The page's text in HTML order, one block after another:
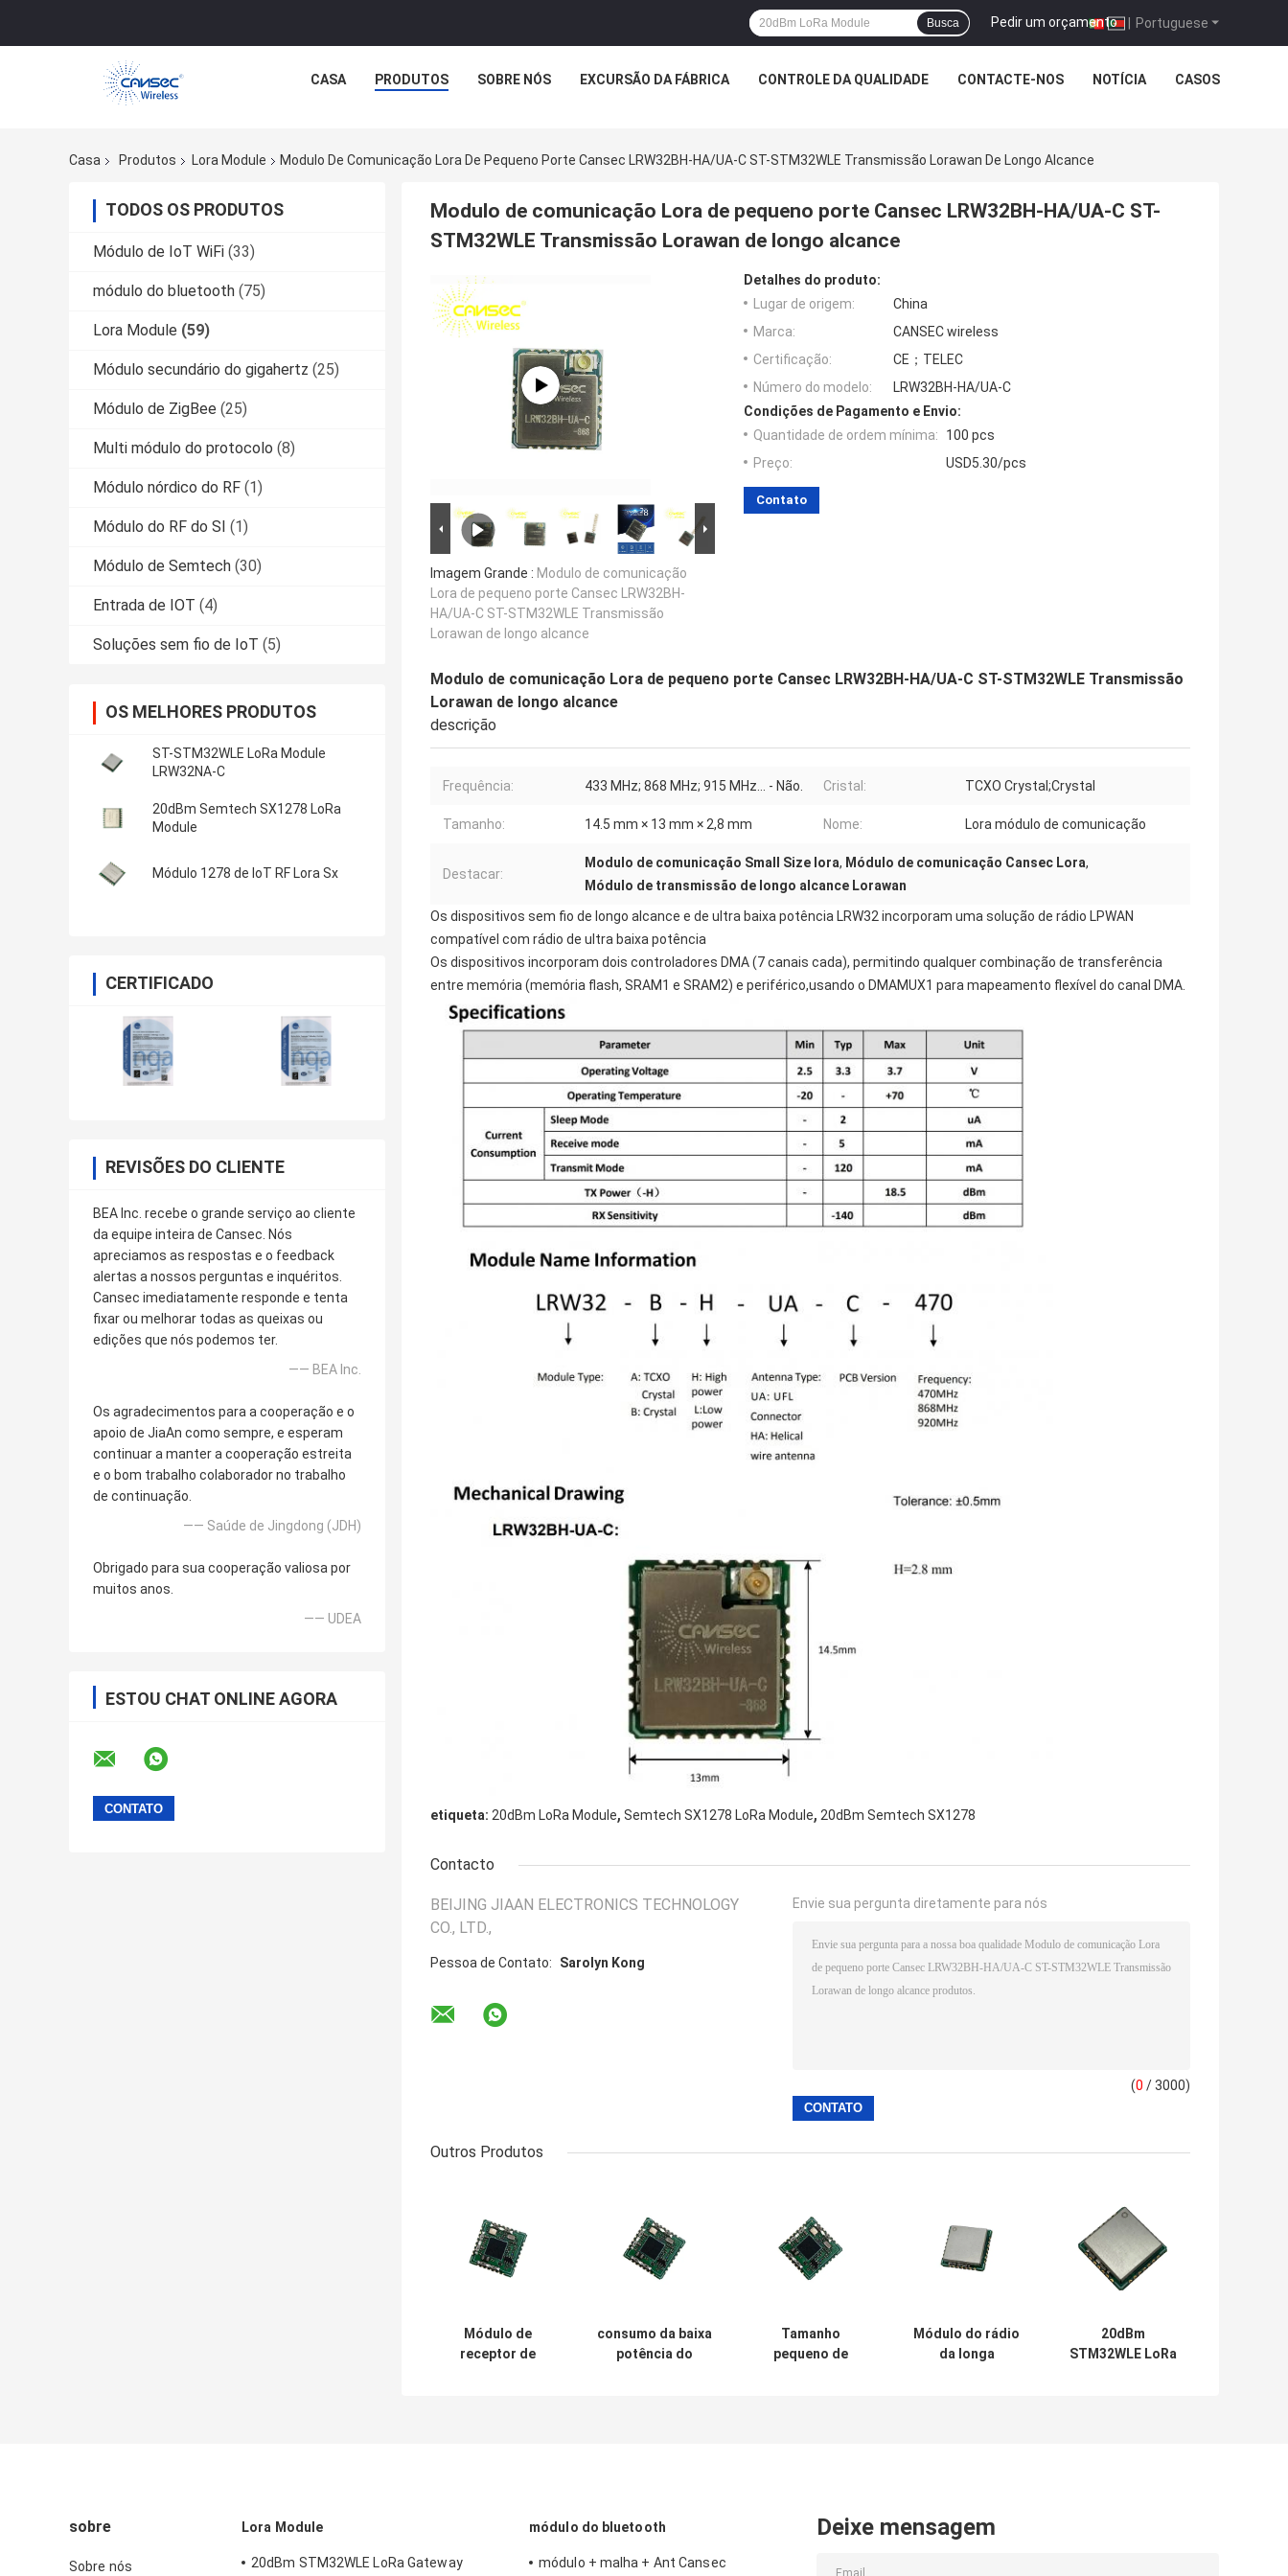
Portuguese
Pedir um orçamento |
Busca
CASA PRODUTOS SOBRE NÓS EXCURSÃO DA FÁBRICA CONTROLE DA QUALIDADE CONTACTE-NOS NOTÍCIA CASOS
Casa Produtos Lora Module Modulo De Comunicação Lora De Pequeno Porte Cansec LRW32BH-HA/UA-C ST-STM32WLE Transmissão Lorawan De Longo Alcance
TODOS OS PRODUTOS
Módulo de IoT WiFi (33)
módulo do bluetooth (75)
Lora Module (59)
Módulo secundário do gigahertz (25)
Módulo de ZigBee (25)
Multi módulo do protocolo (8)
Módulo nórdico do RF (1)
Módulo do RF do SI (1)
Módulo de Semtech (30)
Entrada de IOT (4)
Soluções sem fio de IoT (5)
OS MELHORES PRODUTOS
ST-STM32WLE LoRa Module
LRW32NA-C
20dBm Semtech SX1278 LoRa
Module
Módulo 1278 de IoT RF Lora Sx
CERTIFICADO
REVISÕES DO CLIENTE
BEA Inc. recebe o grande serviço ao cliente
da equipe inteira de Cansec. Nós
apreciamos as respostas e o feedback
alertas a nossos perguntas e inquéritos.
Cansec imediatamente responde e tenta
fixar ou melhorar todas as queixas ou
edições que nós podemos ter.
—— BEA Inc.
Os agradecimentos para a cooperação e o
apoio de JiaAn como sempre, e esperam
continuar a manter a cooperação estreita
e o bom trabalho colaborador no trabalho
de continuação.
—— Saúde de Jingdong (JDH)
Obrigado para sua cooperação valiosa por
muitos anos.
—— UDEA
ESTOU CHAT ONLINE AGORA
Modulo de comunicação Lora de pequeno porte Cansec LRW32BH-HA/UA-C ST-
STM32WLE Transmissão Lorawan de longo alcance
Imagem Grande : Modulo de comunicação
Lora de pequeno porte Cansec LRW32BH-
HA/UA-C ST-STM32WLE Transmissão
Lorawan de longo alcance
Detalhes do produto:
Lugar de origem:
China
Marca:
CANSEC wireless
Certificação:
CE；TELEC
Número do modelo:
LRW32BH-HA/UA-C
Condições de Pagamento e Envio:
Quantidade de ordem mínima:
100 pcs
Preço:
USD5.30/pcs
Contato
Modulo de comunicação Lora de pequeno porte Cansec LRW32BH-HA/UA-C ST-STM32WLE Transmissão
Lorawan de longo alcance
descrição
Frequência: 433 MHz; 868 MHz; 915 MHz... - Não. Cristal: TCXO Crystal;Crystal
Tamanho: 14.5 mm × 13 mm × 2,8 mm Nome: Lora módulo de comunicação
Destacar:
Modulo de comunicação Small Size lora, Módulo de comunicação Cansec Lora,
Módulo de transmissão de longo alcance Lorawan
Os dispositivos sem fio de longo alcance e de ultra baixa potência LRW32 incorporam uma solução de rádio LPWAN
compatível com rádio de ultra baixa potência
Os dispositivos incorporam dois controladores DMA (7 canais cada), permitindo qualquer combinação de transferência
entre memória (memória flash, SRAM1 e SRAM2) e periférico,usando o DMAMUX1 para mapeamento flexível do canal DMA.
etiqueta: 20dBm LoRa Module, Semtech SX1278 LoRa Module, 20dBm Semtech SX1278
Contacto
BEIJING JIAAN ELECTRONICS TECHNOLOGY
CO., LTD.,
Pessoa de Contato: Sarolyn Kong
Envie sua pergunta diretamente para nós
(0 / 3000)
Outros Produtos
Módulo de
receptor de
consumo da baixa
potência do
Tamanho
pequeno de
Módulo do rádio
da longa
20dBm
STM32WLE LoRa
sobre
Sobre nós
Lora Module
20dBm STM32WLE LoRa Gateway
módulo do bluetooth
módulo + malha + Ant Cansec
Deixe mensagem